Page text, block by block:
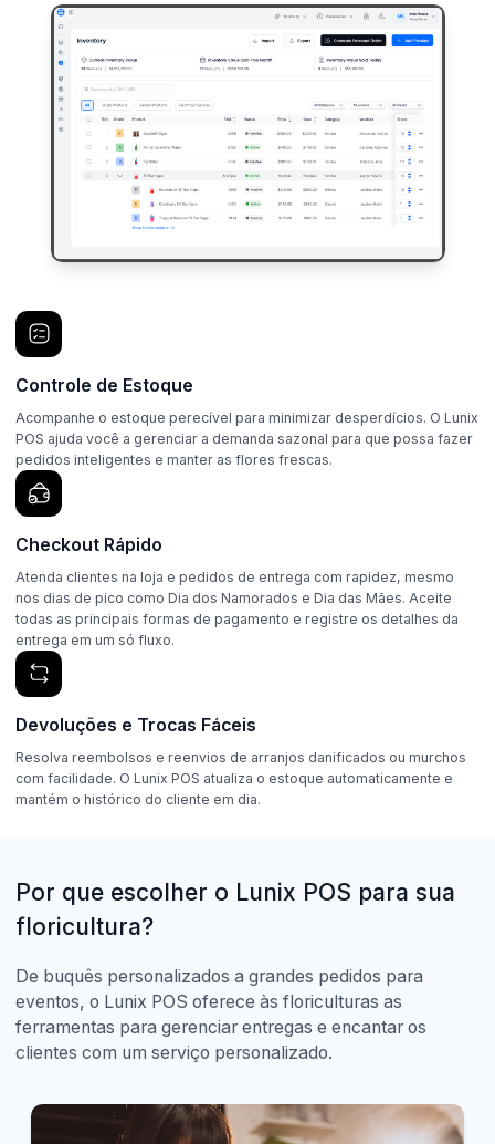
Controle de Estoque
Acompanhe o estoque perecível para minimizar desperdícios. O Lunix
POS ajuda você a gerenciar a demanda sazonal para que possa fazer
pedidos inteligentes e manter as flores frescas.
Checkout Rápido
Atenda clientes na loja e pedidos de entrega com rapidez, mesmo
nos dias de pico como Dia dos Namorados e Dia das Mães. Aceite
todas as principais formas de pagamento e registre os detalhes da
entrega em um só fluxo.
Devoluções e Trocas Fáceis
Resolva reembolsos e reenvios de arranjos danificados ou murchos
com facilidade. O Lunix POS atualiza o estoque automaticamente e
mantém o histórico do cliente em dia.
Por que escolher o Lunix POS para sua
floricultura?
De buquês personalizados a grandes pedidos para
eventos, o Lunix POS oferece às floriculturas as
ferramentas para gerenciar entregas e encantar os
clientes com um serviço personalizado.